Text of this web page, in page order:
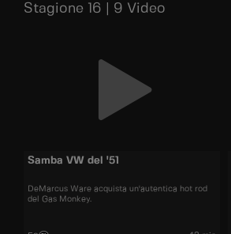
Stagione 16 | 9 Video
Samba VW del '51
DeMarcus Ware acquista un'autentica hot rod
del Gas Monkey.